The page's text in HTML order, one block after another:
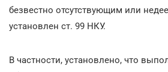
безвестно отсутствующим или
установлен ст. 99 НКУ.
В частности, установлено, что